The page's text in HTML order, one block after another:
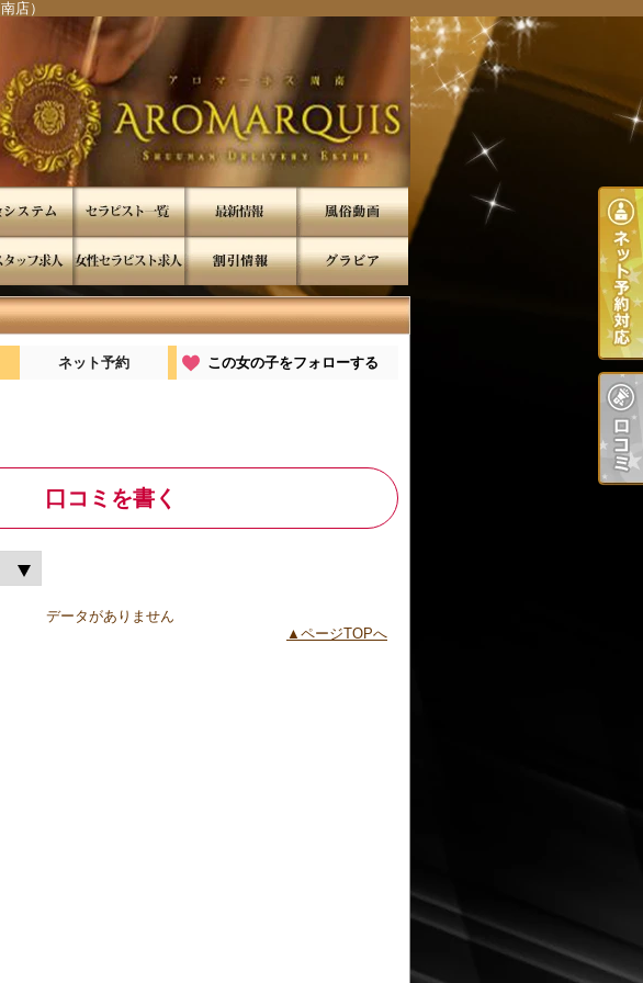
店）
ネット予約 この女の子をフォローする
口コミを書く
データがありません
ページTOPへ